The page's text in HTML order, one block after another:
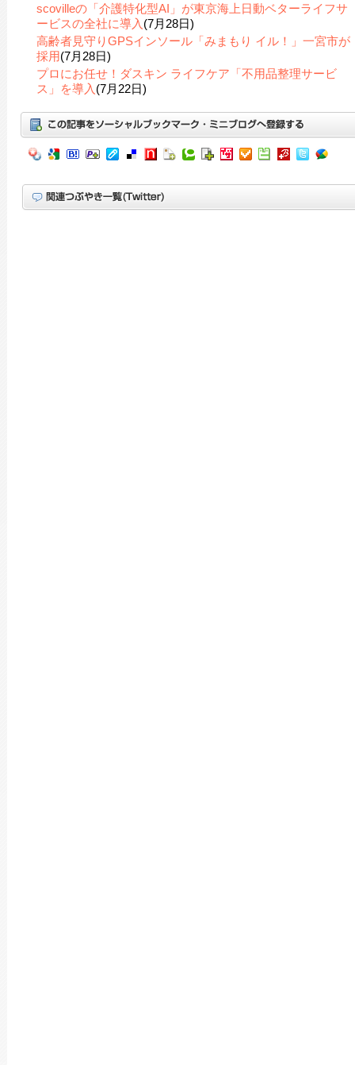
scovilleの「介護特化型AI」が東京海上日動ベターライフサ
ービスの全社に導入 (7月28日)
高齢者見守りGPSインソール「みまもり イル！」一宮市が
採用(7月28日)
プロにお任せ！ダスキン ライフケア「不用品整理サービ
ス」を導入 (7月22日)